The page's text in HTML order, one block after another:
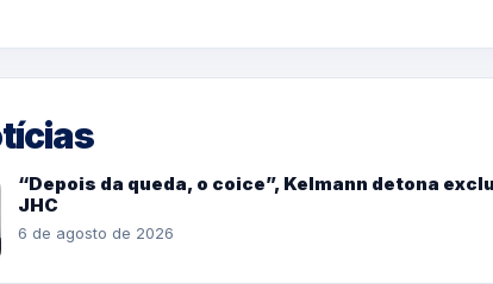
“Depois da queda, o coice”, Kelmann detona
JHC
6 de agosto de 2026